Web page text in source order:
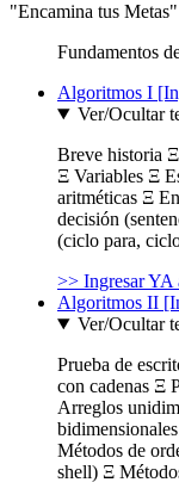
"Encamina tus Metas"
Fundamentos
Algoritmos I
Ver/Ocultar
Breve historia
Ξ Variables Ξ
aritméticas Ξ
decisión
(ciclo para,
>> Ingresar YA
Algoritmos II
Ver/Ocultar
Prueba de
con cadenas Ξ
Arreglos
Métodos de
shell) Ξ